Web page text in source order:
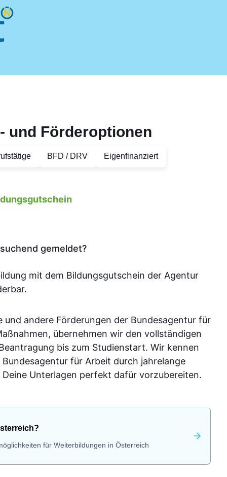
und Förderoptionen
BFD / DRV Eigenfinanziert
gemeldet?
mit dem Bildungsgutschein der Agentur
und andere Förderungen der Bundesagentur für
übernehmen wir den vollständigen
bis zum Studienstart. Wir kennen
für Arbeit durch jahrelange
Unterlagen perfekt dafür vorzubereiten.
für Weiterbildungen in Österreich